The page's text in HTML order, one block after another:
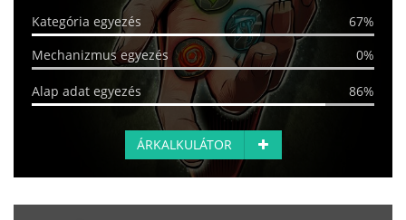
Kategória egyezés
67%
Mechanizmus egyezés
0%
Alap adat egyezés 86%
ÁRKALKULÁTOR